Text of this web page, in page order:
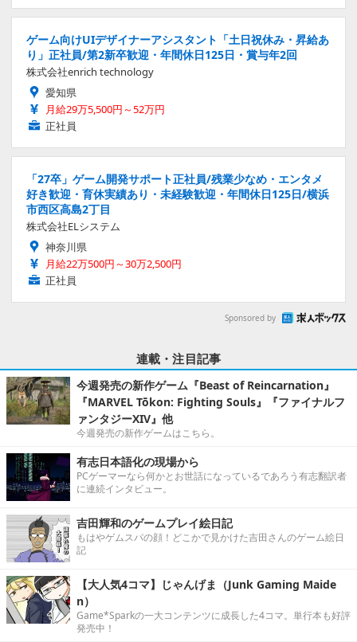
ゲーム向けUIデザイナーアシスタント「土日祝休み・昇給あ
り」正社員/第2新卒歓迎・年間休日125日・賞与年2回
株式会社enrich technology
愛知県
月給29万5,500円～52万円
正社員
「27卒」ゲーム開発サポート正社員/残業少なめ・エンタメ
好き歓迎・育休実績あり・未経験歓迎・年間休日125日/横浜
市西区高島2丁目
株式会社ELシステム
神奈川県
月給22万500円～30万2,500円
正社員
Sponsored by
連載・注目記事
今週発売の新作ゲーム『Beast of Reincarnation』
『MARVEL Tōkon: Fighting Souls』『ファイナルフ
ァンタジーXIV』他
今週発売の新作ゲームはこちら。
有志日本語化の現場から
PCゲーマーなら何かとお世話になっているであろう有志翻訳者
に連続インタビュー。
吉田輝和のゲームプレイ絵日記
もはやゲムスパの顔！どこかで見かけた吉田さんのゲーム絵日
記
【大人気4コマ】じゃんげま（Junk Gaming Maide
n）
Game*Sparkの一大コンテンツに成長した4コマ。単行本も好評
発売中！